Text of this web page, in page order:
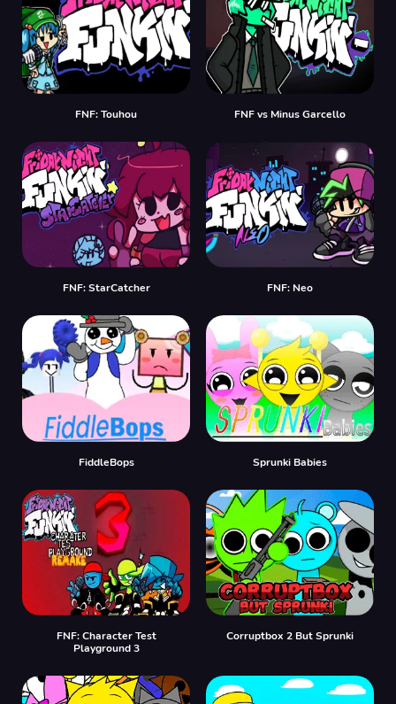
FNF: Touhou FNF vs Minus Garcello
FNF: StarCatcher FNF: Neo
FiddleBops Sprunki Babies
FNF: Character Test
Playground 3
Corruptbox 2 But Sprunki